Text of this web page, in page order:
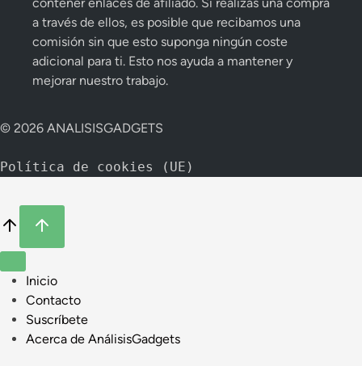
a través de ellos, es posible que recibamos una
comisión sin que esto suponga ningún coste
adicional para ti. Esto nos ayuda a mantener y
mejorar nuestro trabajo.
© 2026 ANALISISGADGETS
Política de cookies (UE)
Inicio
Contacto
Suscríbete
Acerca de AnálisisGadgets